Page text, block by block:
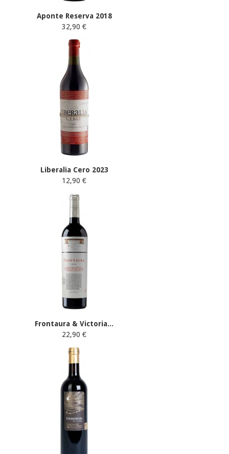
Aponte Reserva 2018
32,90 €
Liberalia Cero 2023
12,90 €
Frontaura & Victoria...
22,90 €